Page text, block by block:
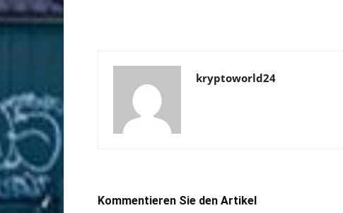
kryptoworld24
Kommentieren Sie den Artikel